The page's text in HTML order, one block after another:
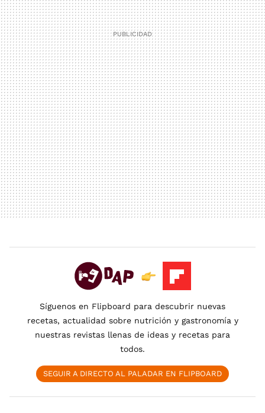
Síguenos en Flipboard para descubrir nuevas
recetas, actualidad sobre nutrición y gastronomía y
nuestras revistas llenas de ideas y recetas para
todos.
SEGUIR A DIRECTO AL PALADAR EN FLIPBOARD